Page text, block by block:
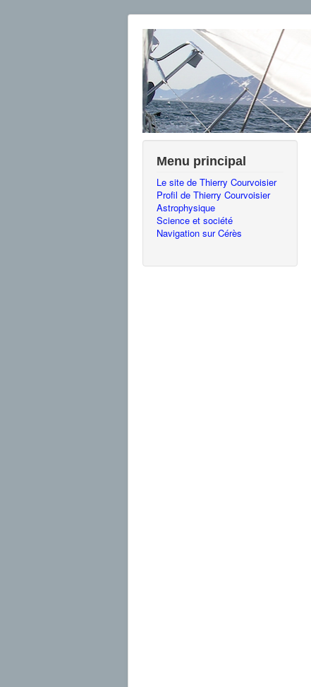
Menu principal
Le site de Thierry Courvoisier
Profil de Thierry Courvoisier
Astrophysique
Science et société
Navigation sur Cérès